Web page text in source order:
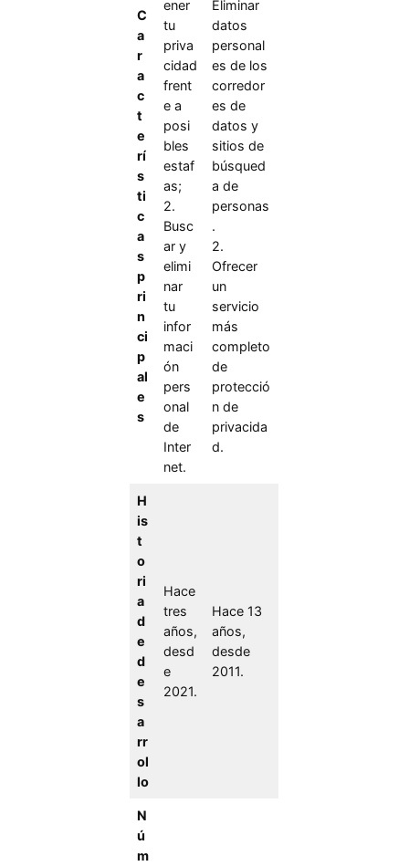
C
a
r
a
c
t
e
rí
s
ti
c
a
s
p
ri
n
ci
p
al
e
s
ener
tu
priva
cidad
frent
e a
posi
bles
estaf
as;
2.
Busc
ar y
elimi
nar
tu
infor
maci
ón
pers
onal
de
Inter
net.
Eliminar
datos
personal
es de los
corredor
es de
datos y
sitios de
búsqued
a de
personas
.
2.
Ofrecer
un
servicio
más
completo
de
protecció
n de
privacida
d.
H
is
t
o
ri
a
d
e
d
e
s
a
rr
ol
lo
Hace
tres
años,
desd
e
2021.
Hace 13
años,
desde
2011.
N
ú
m